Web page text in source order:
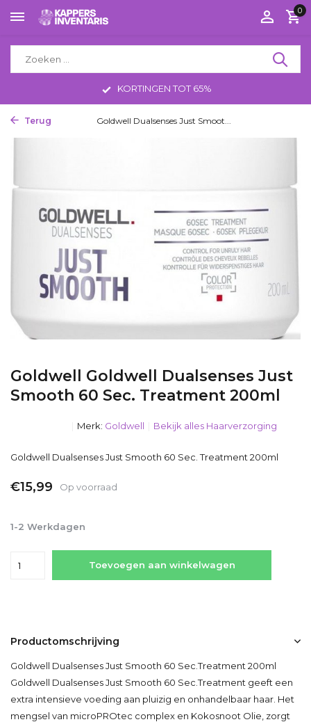
0
KORTINGEN TOT 65%
Terug Goldwell Dualsenses Just Smoot...
Goldwell Goldwell Dualsenses Just
Smooth 60 Sec. Treatment 200ml
Merk: Goldwell Bekijk alles Haarverzorging
Goldwell Dualsenses Just Smooth 60 Sec. Treatment 200ml
€15,99 Op voorraad
1-2 Werkdagen
Toevoegen aan winkelwagen
Productomschrijving
Goldwell Dualsenses Just Smooth 60 Sec.Treatment 200ml
Goldwell Dualsenses Just Smooth 60 Sec.Treatment geeft een
extra intensieve voeding aan pluizig en onhandelbaar haar. Het
mengsel van microPROtec complex en Kokosnoot Olie, zorgt